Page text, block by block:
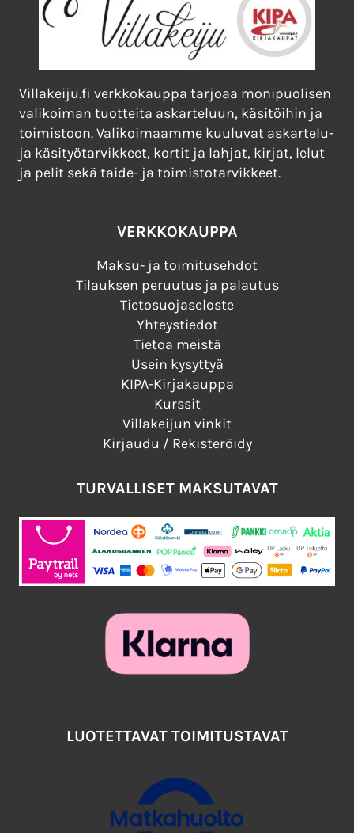
Villakeiju.fi verkkokauppa tarjoaa monipuolisen
valikoiman tuotteita askarteluun, käsitöihin ja
toimistoon. Valikoimaamme kuuluvat askartelu-
ja käsityötarvikkeet, kortit ja lahjat, kirjat, lelut
ja pelit sekä taide- ja toimistotarvikkeet.
VERKKOKAUPPA
Maksu- ja toimitusehdot
Tilauksen peruutus ja palautus
Tietosuojaseloste
Yhteystiedot
Tietoa meistä
Usein kysyttyä
KIPA-Kirjakauppa
Kurssit
Villakeijun vinkit
Kirjaudu / Rekisteröidy
TURVALLISET MAKSUTAVAT
LUOTETTAVAT TOIMITUSTAVAT